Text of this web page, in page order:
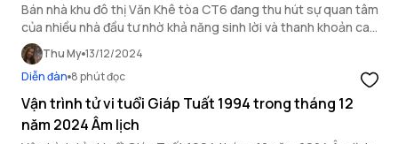
Bán nhà khu đô thị Văn Khê tòa CT6 đang thu hút sự quan tâm
của nhiều nhà đầu tư nhờ khả năng sinh lời và thanh khoản cao
trên thị trường bất động sản.
Thu My 13/12/2024
Diễn đàn 8 phút đọc
Vận trình tử vi tuổi Giáp Tuất 1994 trong tháng 12
năm 2024 Âm lịch